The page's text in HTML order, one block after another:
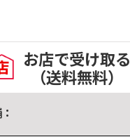
お店で受け取る
（送料無料）